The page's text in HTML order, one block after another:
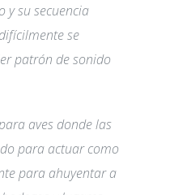
y su secuencia
se
patrón de sonido
aves donde las
para actuar como
para ahuyentar a